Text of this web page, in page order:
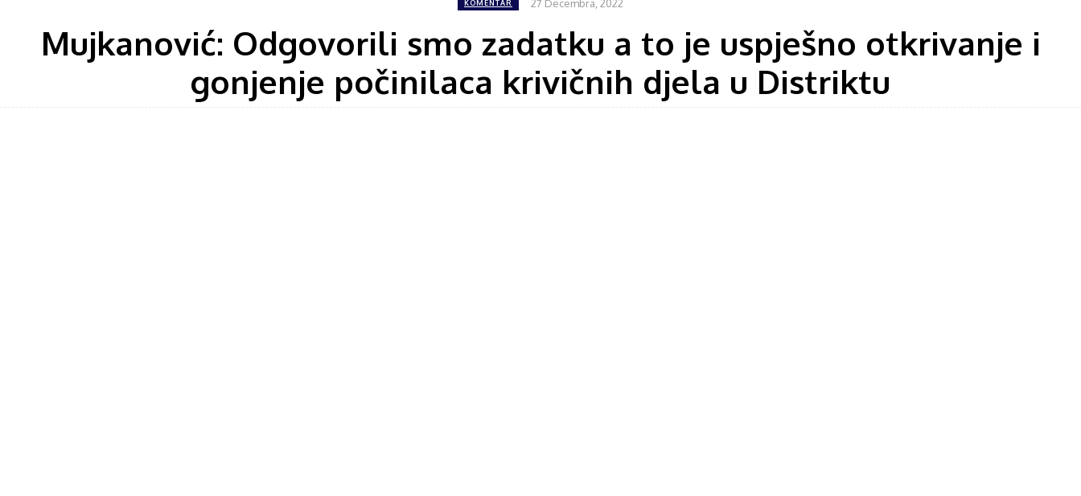
KOMENTAR 27 Decembra, 2022
Mujkanović: Odgovorili smo zadatku a to je uspješno otkrivanje i
gonjenje počinilaca krivičnih djela u Distriktu